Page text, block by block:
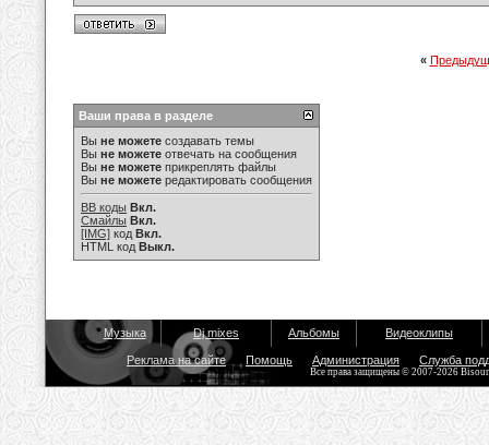
«
Ваши права в разделе
Вы не можете создавать темы
Вы не можете отвечать на сообщения
Вы не можете прикреплять файлы
Вы не можете редактировать сообщения
BB коды Вкл.
Смайлы Вкл.
[IMG] код Вкл.
HTML код Выкл.
Музыка Dj mixes Альбомы Видеоклипы
Реклама на сайте Помощь Администрация Служба
Все права защищены © 2007-2026